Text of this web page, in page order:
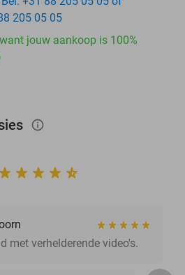
205 05 05
jouw aankoop is 100%
info_outlined
met verhelderende video's.